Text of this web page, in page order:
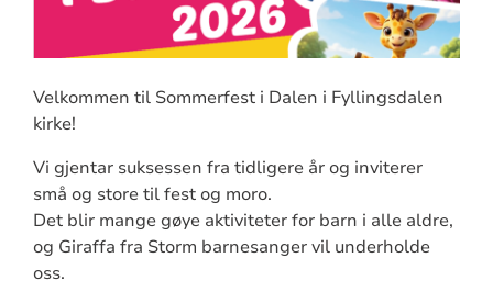
Velkommen til Sommerfest i Dalen i Fyllingsdalen
kirke!
Vi gjentar suksessen fra tidligere år og inviterer
små og store til fest og moro.
Det blir mange gøye aktiviteter for barn i alle aldre,
og Giraffa fra Storm barnesanger vil underholde
oss.